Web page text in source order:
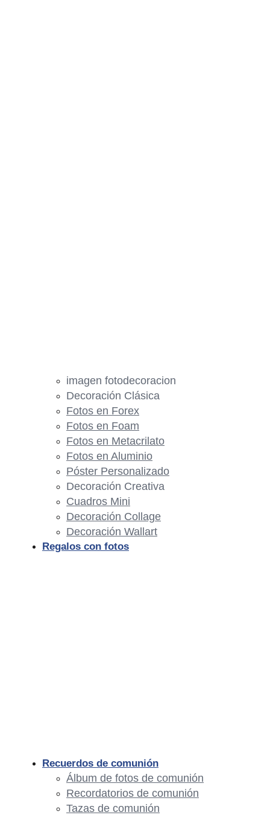
imagen fotodecoracion
Decoración Clásica
Fotos en Forex
Fotos en Foam
Fotos en Metacrilato
Fotos en Aluminio
Póster Personalizado
Decoración Creativa
Cuadros Mini
Decoración Collage
Decoración Wallart
Regalos con fotos
Recuerdos de comunión
Álbum de fotos de comunión
Recordatorios de comunión
Tazas de comunión